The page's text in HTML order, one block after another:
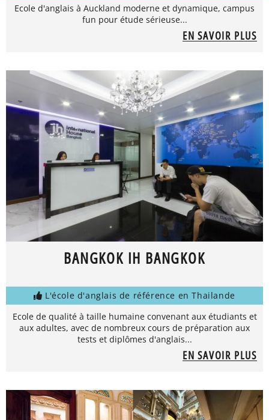
Ecole d'anglais à Auckland moderne et dynamique, campus
fun pour étude sérieuse...
EN SAVOIR PLUS
BANGKOK IH BANGKOK
L'école d'anglais de référence en Thailande
Ecole de qualité à taille humaine convenant aux étudiants et
aux adultes, avec de nombreux cours de préparation aux
tests et diplômes d'anglais...
EN SAVOIR PLUS